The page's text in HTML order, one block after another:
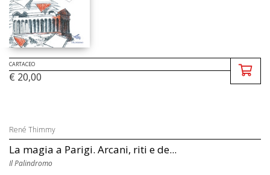
CARTACEO
€ 20,00
René Thimmy
La magia a Parigi. Arcani, riti e de...
Il Palindromo